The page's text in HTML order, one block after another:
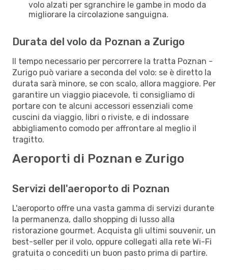
volo alzati per sgranchire le gambe in modo da
migliorare la circolazione sanguigna.
Durata del volo da Poznan a Zurigo
Il tempo necessario per percorrere la tratta Poznan -
Zurigo può variare a seconda del volo: se è diretto la
durata sarà minore, se con scalo, allora maggiore. Per
garantire un viaggio piacevole, ti consigliamo di
portare con te alcuni accessori essenziali come
cuscini da viaggio, libri o riviste, e di indossare
abbigliamento comodo per affrontare al meglio il
tragitto.
Aeroporti di Poznan e Zurigo
Servizi dell'aeroporto di Poznan
L'aeroporto offre una vasta gamma di servizi durante
la permanenza, dallo shopping di lusso alla
ristorazione gourmet. Acquista gli ultimi souvenir, un
best-seller per il volo, oppure collegati alla rete Wi-Fi
gratuita o concediti un buon pasto prima di partire.